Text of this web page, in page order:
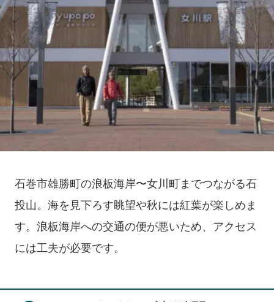
石巻市雄勝町の浪板海岸〜女川町までつながる石
投山。海を見下ろす眺望や秋には紅葉が楽しめま
す。浪板海岸への交通の便が悪いため、アクセス
には工夫が必要です。